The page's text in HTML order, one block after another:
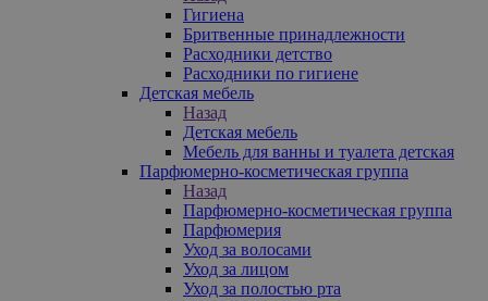
Гигиена
Бритвенные принадлежности
Расходники детство
Расходники по гигиене
Детская мебель
Назад
Детская мебель
Мебель для ванны и туалета детская
Парфюмерно-косметическая группа
Назад
Парфюмерно-косметическая группа
Парфюмерия
Уход за волосами
Уход за лицом
Уход за полостью рта